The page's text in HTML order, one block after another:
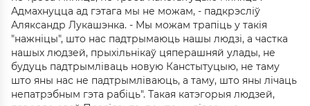
Адмахнуцца ад гэтага мы не можам, - падкрэсліў
Аляксандр Лукашэнка. - Мы можам трапіць у такія
"нажніцы", што нас падтрымаюць нашы людзі, а частка
нашых людзей, прыхільнікаў цяперашняй улады, не
будуць падтрымліваць новую Канстытуцыю, не таму
што яны нас не падтрымліваюць, а таму, што яны лічаць
непатрэбным гэта рабіць". Такая катэгорыя людзей,